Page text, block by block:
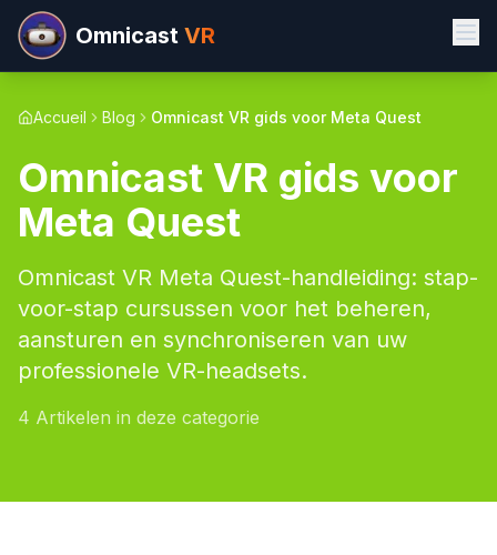
Omnicast VR
Accueil Blog Omnicast VR gids voor Meta Quest
Omnicast VR gids voor
Meta Quest
Omnicast VR Meta Quest-handleiding: stap-
voor-stap cursussen voor het beheren,
aansturen en synchroniseren van uw
professionele VR-headsets.
4 Artikelen in deze categorie